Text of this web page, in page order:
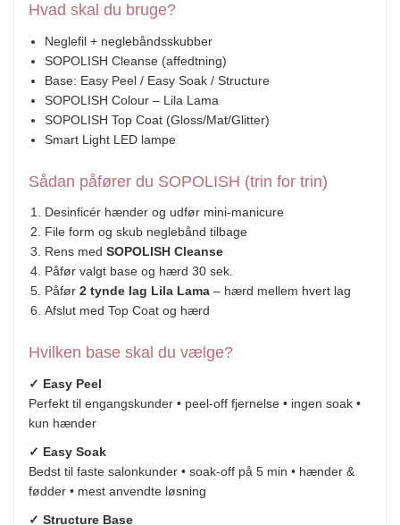
Hvad skal du bruge?
Neglefil + neglebåndsskubber
SOPOLISH Cleanse (affedtning)
Base: Easy Peel / Easy Soak / Structure
SOPOLISH Colour – Lila Lama
SOPOLISH Top Coat (Gloss/Mat/Glitter)
Smart Light LED lampe
Sådan påfører du SOPOLISH (trin for trin)
Desinficér hænder og udfør mini-manicure
File form og skub neglebånd tilbage
Rens med SOPOLISH Cleanse
Påfør valgt base og hærd 30 sek.
Påfør 2 tynde lag Lila Lama– hærd mellem hvert lag
Afslut med Top Coat og hærd
Hvilken base skal du vælge?
✓ Easy Peel
Perfekt til engangskunder • peel-off fjernelse • ingen soak •
kun hænder
✓ Easy Soak
Bedst til faste salonkunder • soak-off på 5 min • hænder &
fødder • mest anvendte løsning
✓ Structure Base